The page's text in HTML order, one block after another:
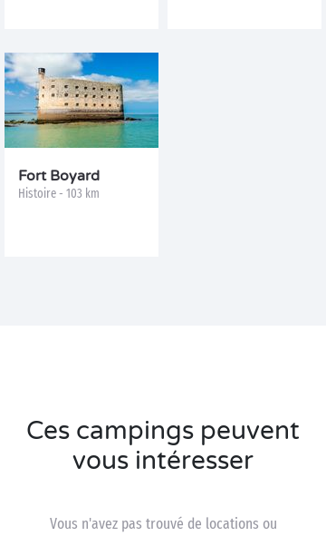
Fort Boyard
Histoire - 103 km
Ces campings peuvent
vous intéresser
Vous n'avez pas trouvé de locations ou